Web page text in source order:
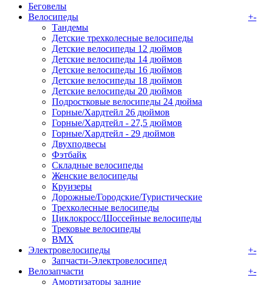
Беговелы
Велосипеды
+-
Тандемы
Детские трехколесные велосипеды
Детские велосипеды 12 дюймов
Детские велосипеды 14 дюймов
Детские велосипеды 16 дюймов
Детские велосипеды 18 дюймов
Детские велосипеды 20 дюймов
Подростковые велосипеды 24 дюйма
Горные/Хардтейл 26 дюймов
Горные/Хардтейл - 27,5 дюймов
Горные/Хардтейл - 29 дюймов
Двухподвесы
Фэтбайк
Складные велосипеды
Женские велосипеды
Круизеры
Дорожные/Городские/Туристические
Трехколесные велосипеды
Циклокросс/Шоссейные велосипеды
Трековые велосипеды
BMX
Электровелосипеды
+-
Запчасти-Электровелосипед
Велозапчасти
+-
Амортизаторы задние